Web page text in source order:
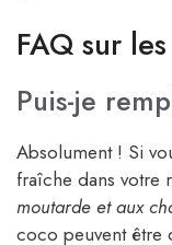
FAQ sur
Puis-je
Absolument ! Si
fraîche dans votre
moutarde et aux
coco peuvent être